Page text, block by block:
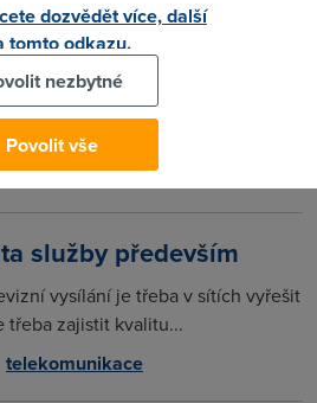
smetí?
se to týkat recyklace
„kam s ní(m)?“...
telekomunikace
služby především
vysílání je třeba v sítích vyřešit
třeba zajistit kvalitu...
telekomunikace
dozvědět více, další
tomto odkazu.
nezbytné
Povolit vše